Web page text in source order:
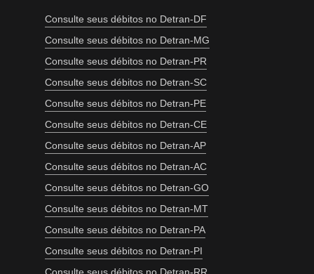
Consulte seus débitos no Detran-DF
Consulte seus débitos no Detran-MG
Consulte seus débitos no Detran-PR
Consulte seus débitos no Detran-SC
Consulte seus débitos no Detran-PE
Consulte seus débitos no Detran-CE
Consulte seus débitos no Detran-AP
Consulte seus débitos no Detran-AC
Consulte seus débitos no Detran-GO
Consulte seus débitos no Detran-MT
Consulte seus débitos no Detran-PA
Consulte seus débitos no Detran-PI